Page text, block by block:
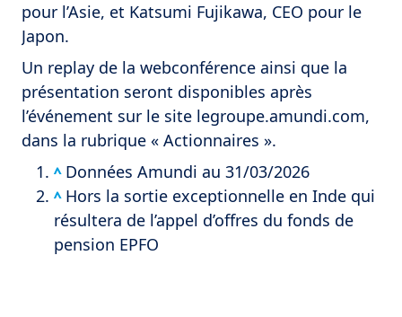
pour l’Asie, et Katsumi Fujikawa, CEO pour le
Japon.
Un replay de la webconférence ainsi que la
présentation seront disponibles après
l’événement sur le site legroupe.amundi.com,
dans la rubrique « Actionnaires ».
^Données Amundi au 31/03/2026
^Hors la sortie exceptionnelle en Inde qui
résultera de l’appel d’offres du fonds de
pension EPFO